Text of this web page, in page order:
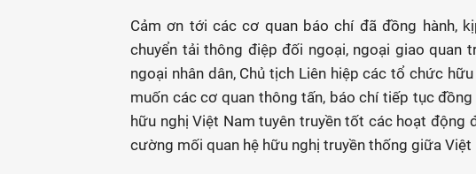
Cảm ơn tới các cơ quan báo chí đã đồng hành,
chuyển tải thông điệp đối ngoại, ngoại giao quan
ngoại nhân dân, Chủ tịch Liên hiệp các tổ chức
muốn các cơ quan thông tấn, báo chí tiếp tục
hữu nghị Việt Nam tuyên truyền tốt các hoạt động
cường mối quan hệ hữu nghị truyền thống giữa